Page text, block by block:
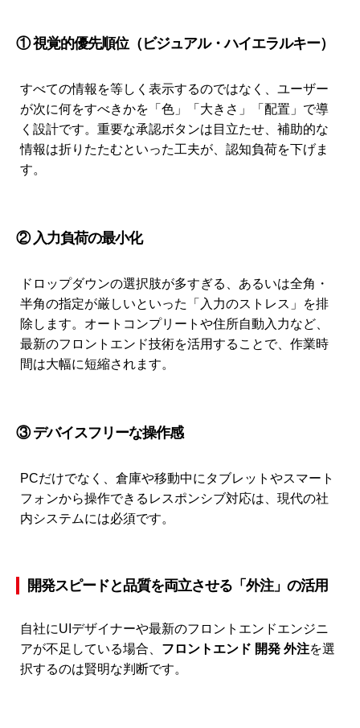
① 視覚的優先順位（ビジュアル・ハイエラルキー）
すべての情報を等しく表示するのではなく、ユーザー
が次に何をすべきかを「色」「大きさ」「配置」で導
く設計です。重要な承認ボタンは目立たせ、補助的な
情報は折りたたむといった工夫が、認知負荷を下げま
す。
② 入力負荷の最小化
ドロップダウンの選択肢が多すぎる、あるいは全角・
半角の指定が厳しいといった「入力のストレス」を排
除します。オートコンプリートや住所自動入力など、
最新のフロントエンド技術を活用することで、作業時
間は大幅に短縮されます。
③ デバイスフリーな操作感
PCだけでなく、倉庫や移動中にタブレットやスマート
フォンから操作できるレスポンシブ対応は、現代の社
内システムには必須です。
開発スピードと品質を両立させる「外注」の活用
自社にUIデザイナーや最新のフロントエンドエンジニ
アが不足している場合、 フロントエンド 開発 外注を選
択するのは賢明な判断です。